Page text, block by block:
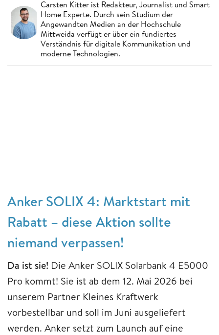
Carsten Kitter ist Redakteur, Journalist und Smart
Home Experte. Durch sein Studium der
Angewandten Medien an der Hochschule
Mittweida verfügt er über ein fundiertes
Verständnis für digitale Kommunikation und
moderne Technologien.
Anker SOLIX 4: Marktstart mit
Rabatt – diese Aktion sollte
niemand verpassen!
Da ist sie! Die Anker SOLIX Solarbank 4 E5000
Pro kommt! Sie ist ab dem 12. Mai 2026 bei
unserem Partner Kleines Kraftwerk
vorbestellbar und soll im Juni ausgeliefert
werden. Anker setzt zum Launch auf eine